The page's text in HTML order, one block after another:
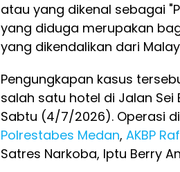
atau yang dikenal sebagai
yang diduga merupakan
yang dikendalikan dari
Pengungkapan kasus
salah satu hotel di Jalan Sei
Sabtu (4/7/2026). Operasi
Polrestabes Medan, AKBP
Satres Narkoba, Iptu Berry